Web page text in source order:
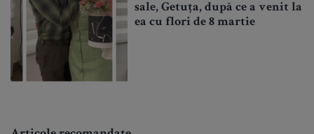
sale, Getuța, după ce a venit la
ea cu flori de 8 martie